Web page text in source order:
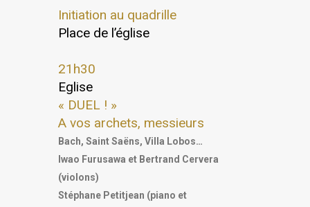
Initiation au quadrille
Place de l’église
21h30
Eglise
« DUEL ! »
A vos archets, messieurs
Bach, Saint Saëns, Villa Lobos…
Iwao Furusawa et Bertrand Cervera
(violons)
Stéphane Petitjean (piano et